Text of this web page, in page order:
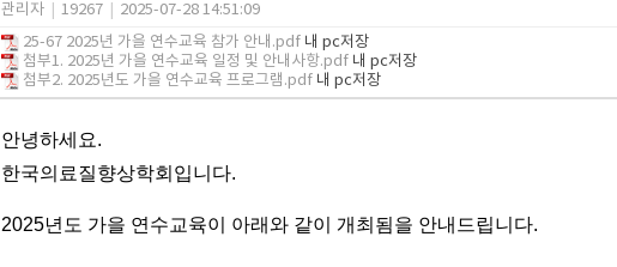
관리자 19267
2025-07-28 14:51:09
25-67 2025년 가을 연수교육 참가 안내.pdf 내 pc저장
첨부1. 2025년 가을 연수교육 일정 및 안내사항.pdf 내 pc저장
첨부2. 2025년도 가을 연수교육 프로그램.pdf 내 pc저장
안녕하세요.
한국의료질향상학회입니다.
2025년도 가을 연수교육이 아래와 같이 개최됨을 안내드립니다.